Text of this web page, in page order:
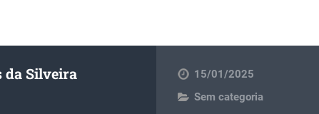
da Silveira
15/01/2025
Sem categoria